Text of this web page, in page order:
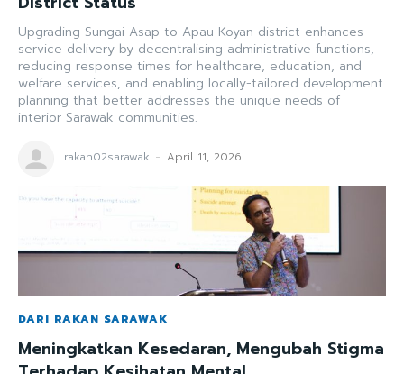
Upgrading Sungai Asap to Apau Koyan district enhances
service delivery by decentralising administrative functions,
reducing response times for healthcare, education, and
welfare services, and enabling locally-tailored development
planning that better addresses the unique needs of
interior Sarawak communities.
rakan02sarawak - April 11, 2026
DARI RAKAN SARAWAK
Meningkatkan Kesedaran, Mengubah Stigma